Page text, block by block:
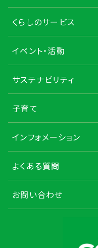
くらしのサービス
イベント・活動
サステナビリティ
子育て
インフォメーション
よくある質問
お問い合わせ